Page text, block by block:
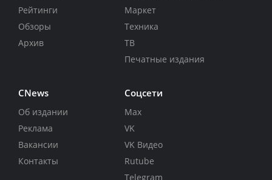
Рейтинги
Обзоры
Архив
Маркет
Техника
ТВ
Печатные издания
CNews
Об издании
Реклама
Вакансии
Контакты
Соцсети
Max
VK
VK Видео
Rutube
Telegram